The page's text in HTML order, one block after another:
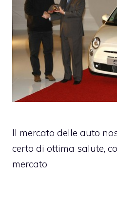
Il mercato delle auto
certo di ottima salute,
mercato